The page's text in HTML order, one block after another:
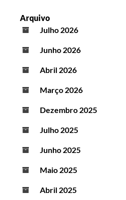
Arquivo
Julho 2026
Junho 2026
Abril 2026
Março 2026
Dezembro 2025
Julho 2025
Junho 2025
Maio 2025
Abril 2025